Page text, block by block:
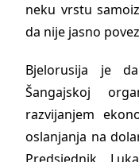
neku vrstu
da nije jasno
Bjelorusija je
Šangajskoj
razvijanjem
oslanjanja na